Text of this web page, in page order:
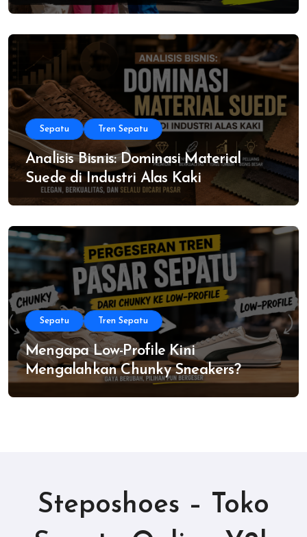
Sepatu Tren Sepatu
Analisis Bisnis: Dominasi Material
Suede di Industri Alas Kaki
Sepatu Tren Sepatu
Mengapa Low-Profile Kini
Mengalahkan Chunky Sneakers?
Steposhoes – Toko